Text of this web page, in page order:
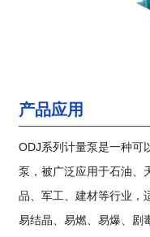
产品应用
ODJ系列计量泵是一种可
泵，被广泛应用于石油、
品、军工、建材等行业，
易结晶、易燃、易爆、剧